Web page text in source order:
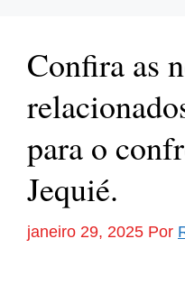
Confira as
para o
Jequié.
janeiro 29, 2025 Por